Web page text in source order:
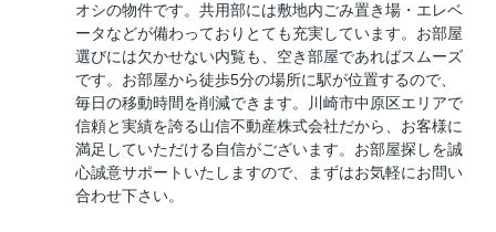
オシの物件です。共用部には敷地内ごみ置き場・エレベ
ータなどが備わっておりとても充実しています。お部屋
選びには欠かせない内覧も、空き部屋であればスムーズ
です。お部屋から徒歩5分の場所に駅が位置するので、
毎日の移動時間を削減できます。川崎市中原区エリアで
信頼と実績を誇る山信不動産株式会社だから、お客様に
満足していただける自信がございます。お部屋探しを誠
心誠意サポートいたしますので、まずはお気軽にお問い
合わせ下さい。